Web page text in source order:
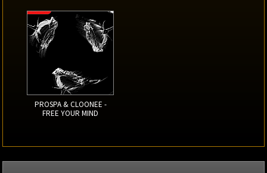
PROSPA & CLOONEE -
FREE YOUR MIND